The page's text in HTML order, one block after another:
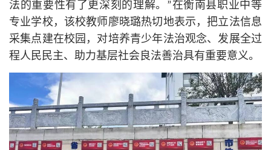
法的重要性有了更深刻的理解。”在衡南县职业中等
专业学校，该校教师廖晓璐热切地表示，把立法信息
采集点建在校园，对培养青少年法治观念、发展全过
程人民民主、助力基层社会良法善治具有重要意义。